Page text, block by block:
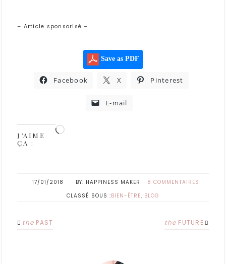
– Article sponsorisé –
Save as PDF
Facebook X Pinterest
E-mail
J’AIME
ÇA :
17/01/2018 HAPPINESS MAKER
8 COMMENTAIRES
CLASSÉ SOUS :BIEN-ÊTRE, BLOG
the PAST the FUTURE